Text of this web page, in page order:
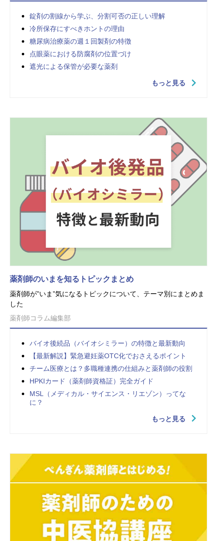
錠剤の割線から学ぶ、分割可否の正しい理解
冷所保存にすべきホントの理由
糖尿病治療薬の週１回製剤の特徴
点眼薬における防腐剤の位置づけ
遮光による保管が必要な薬剤
もっと見る
薬剤師のいまを知るトピックまとめ
薬剤師が”いま”気になるトピックについて、テーマ別にまとめま
した
薬剤師コラム編集部
バイオ後続品（バイオシミラー）の特徴と最新動向
【最新解説】緊急避妊薬OTC化でおさえるポイント
チーム医療とは？多職種連携の仕組みと薬剤師の役割
HPKIカード（薬剤師資格証）完全ガイド
MSL（メディカル・サイエンス・リエゾン）ってな
に？
もっと見る